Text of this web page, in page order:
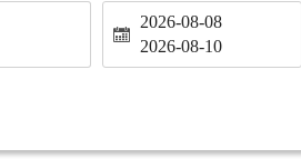
2026-08-08
2026-08-10